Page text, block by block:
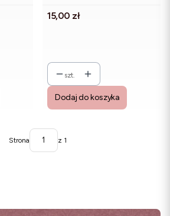
Cena
15,00 zł
szt.
Dodaj do koszyka
Strona z 1